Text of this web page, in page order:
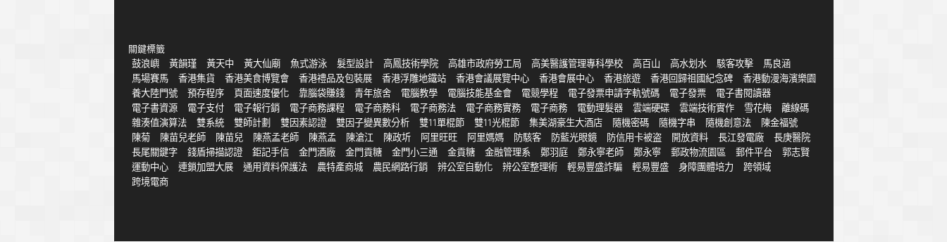
關鍵標籤
鼓浪嶼
黃韻瑾 黃天中 黃大仙廟 魚式游泳 髮型設計 高鳳技術學院 高雄市政府勞工局 高美醫護管理專科學校 高百山 高水划水 駭客攻擊
馬良涵
馬場賽馬
香港集貨 香港美食博覽會 香港禮品及包裝展 香港浮雕地鐵站 香港會議展覽中心 香港會展中心 香港旅遊 香港回歸祖國紀念碑
香港動漫海濱樂園
養大陸門號
預存程序 頁面速度優化 靠腦袋賺錢 青年旅舍 電腦教學 電腦技能基金會 電競學程 電子發票申請字軌號碼 電子發票
電子書閱讀器
電子書資源
電子支付 電子報行銷 電子商務課程 電子商務科 電子商務法 電子商務實務 電子商務 電動理髮器 雲端硬碟 雲端技術實作 雪花梅
離線碼
雜湊值演算法
雙系統 雙師計劃 雙因素認證 雙因子變異數分析 雙11單棍節 雙11光棍節 集美湖豪生大酒店 隨機密碼 隨機字串 隨機創意法
陳金福號
陳菊
陳苗兒老師 陳苗兒 陳燕孟老師 陳燕孟 陳滄江 陳政圻 阿里旺旺 阿里媽媽 防駭客 防藍光眼鏡 防信用卡被盗 開放資料 長江發電廠
長庚醫院
長尾關鍵字
錢盾掃描認證 鉅記手信 金門酒廠 金門貢糖 金門小三通 金貢糖 金融管理系 鄭羽庭 鄭永寧老師 鄭永寧 郵政物流園區 郵件平台
郭志賢
運動中心
連鎖加盟大展 通用資料保護法 農特產商城 農民網路行銷 辨公室自動化 辨公室整理術 輕易豐盛詐騙 輕易豐盛 身障團體培力
跨領域
跨境電商